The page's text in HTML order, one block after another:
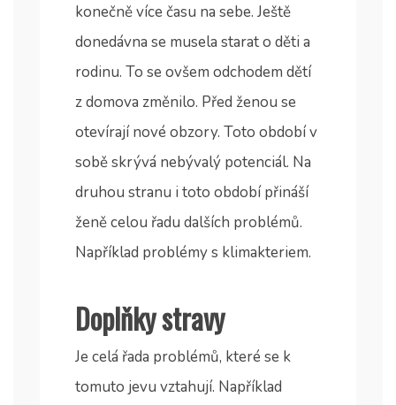
konečně více času na sebe. Ještě
donedávna se musela starat o děti a
rodinu. To se ovšem odchodem dětí
z domova změnilo. Před ženou se
otevírají nové obzory. Toto období v
sobě skrývá nebývalý potenciál. Na
druhou stranu i toto období přináší
ženě celou řadu dalších problémů.
Například problémy s klimakteriem.
Doplňky stravy
Je celá řada problémů, které se k
tomuto jevu vztahují. Například